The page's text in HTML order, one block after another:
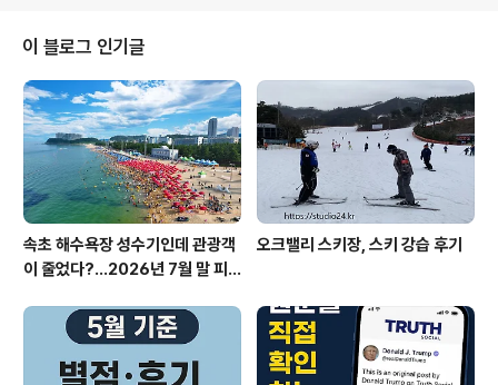
최신 팁까지, 지금 바로 적용 가능한 실전 노하우를 모두 공
개합니다.1. AI 반도체 분야, 왜 지금 주목받는가?AI 반도체
란?AI 반도체는 인공지능 연산에 최적화된 설계와 공정이
적용된 반도체로, 데이터센터, 자율주행, 스마트폰 등 다양
한 산업에서 핵심 부품으로 자리 잡았습니다.채용 트렌드2
025년 기준,..
이 블로그 인기글
속초 해수욕장 성수기인데 관광객
이 줄었다?…2026년 7월 말 피
오크밸리 스키장, 스키 강습 후기